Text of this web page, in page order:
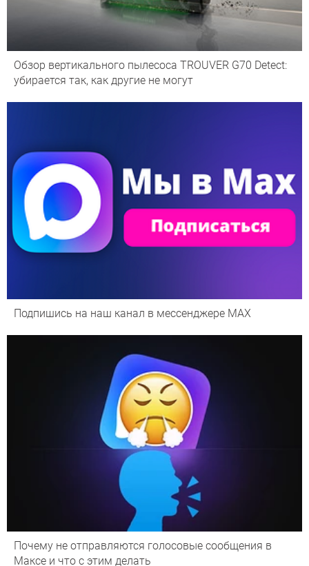
Обзор вертикального пылесоса TROUVER G70 Detect:
убирается так, как другие не могут
Подпишись на наш канал в мессенджере МАХ
Почему не отправляются голосовые сообщения в
Максе и что с этим делать